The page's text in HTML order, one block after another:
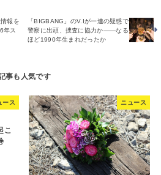
報を
年ス
「BIGBANG」のV.Iが一連の疑惑で
警察に出頭、捜査に協力か――なる
ほど1990年生まれだったか
ース
こ
ニュース